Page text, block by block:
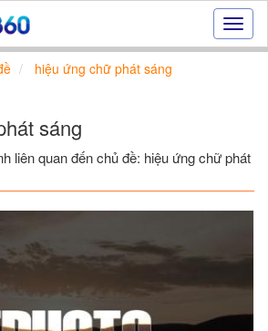
Hiệu
ứng
đẹp
tuyến,
tạo
hiệu ứng chữ phát sáng
sáng
liên quan đến chủ đề: hiệu ứng chữ phát